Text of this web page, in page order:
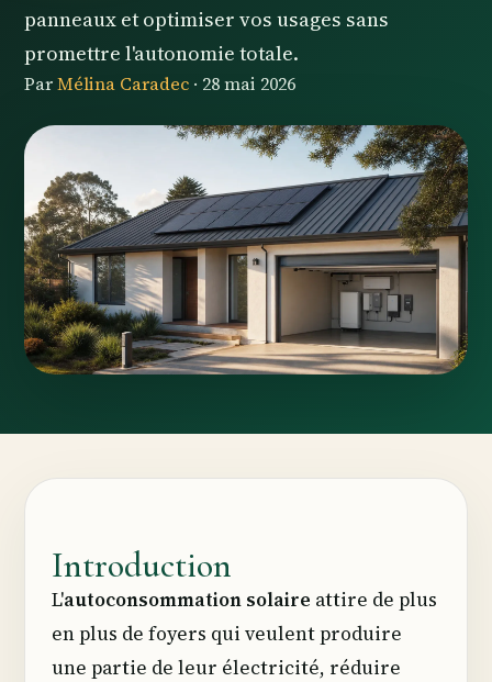
panneaux et optimiser vos usages sans
promettre l'autonomie totale.
ParMélina Caradec · 28 mai 2026
Introduction
L'autoconsommation solaire attire de plus
en plus de foyers qui veulent produire
une partie de leur électricité, réduire